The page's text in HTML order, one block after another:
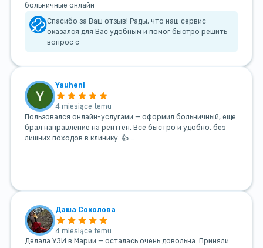
больничные онлайн
Спасибо за Ваш отзыв! Рады, что наш сервис
оказался для Вас удобным и помог быстро решить
вопрос с
Yauheni
4 miesiące temu
Пользовался онлайн-услугами — оформил больничный, еще
брал направление на рентген. Всё быстро и удобно, без
лишних походов в клинику. 👍 …
Даша Соколова
4 miesiące temu
Делала УЗИ в Марии — осталась очень довольна. Приняли